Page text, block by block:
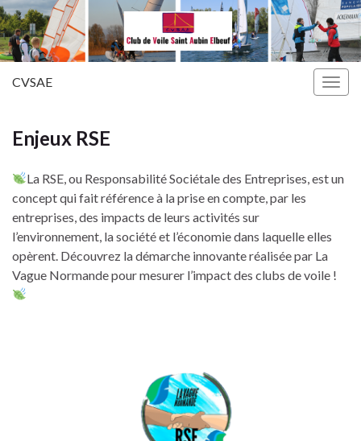
CVSAE
Enjeux RSE
La RSE, ou Responsabilité Sociétale des Entreprises, est un
concept qui fait référence à la prise en compte, par les
entreprises, des impacts de leurs activités sur
l’environnement, la société et l’économie dans laquelle elles
opèrent. Découvrez la démarche innovante réalisée par La
Vague Normande pour mesurer l’impact des clubs de voile !